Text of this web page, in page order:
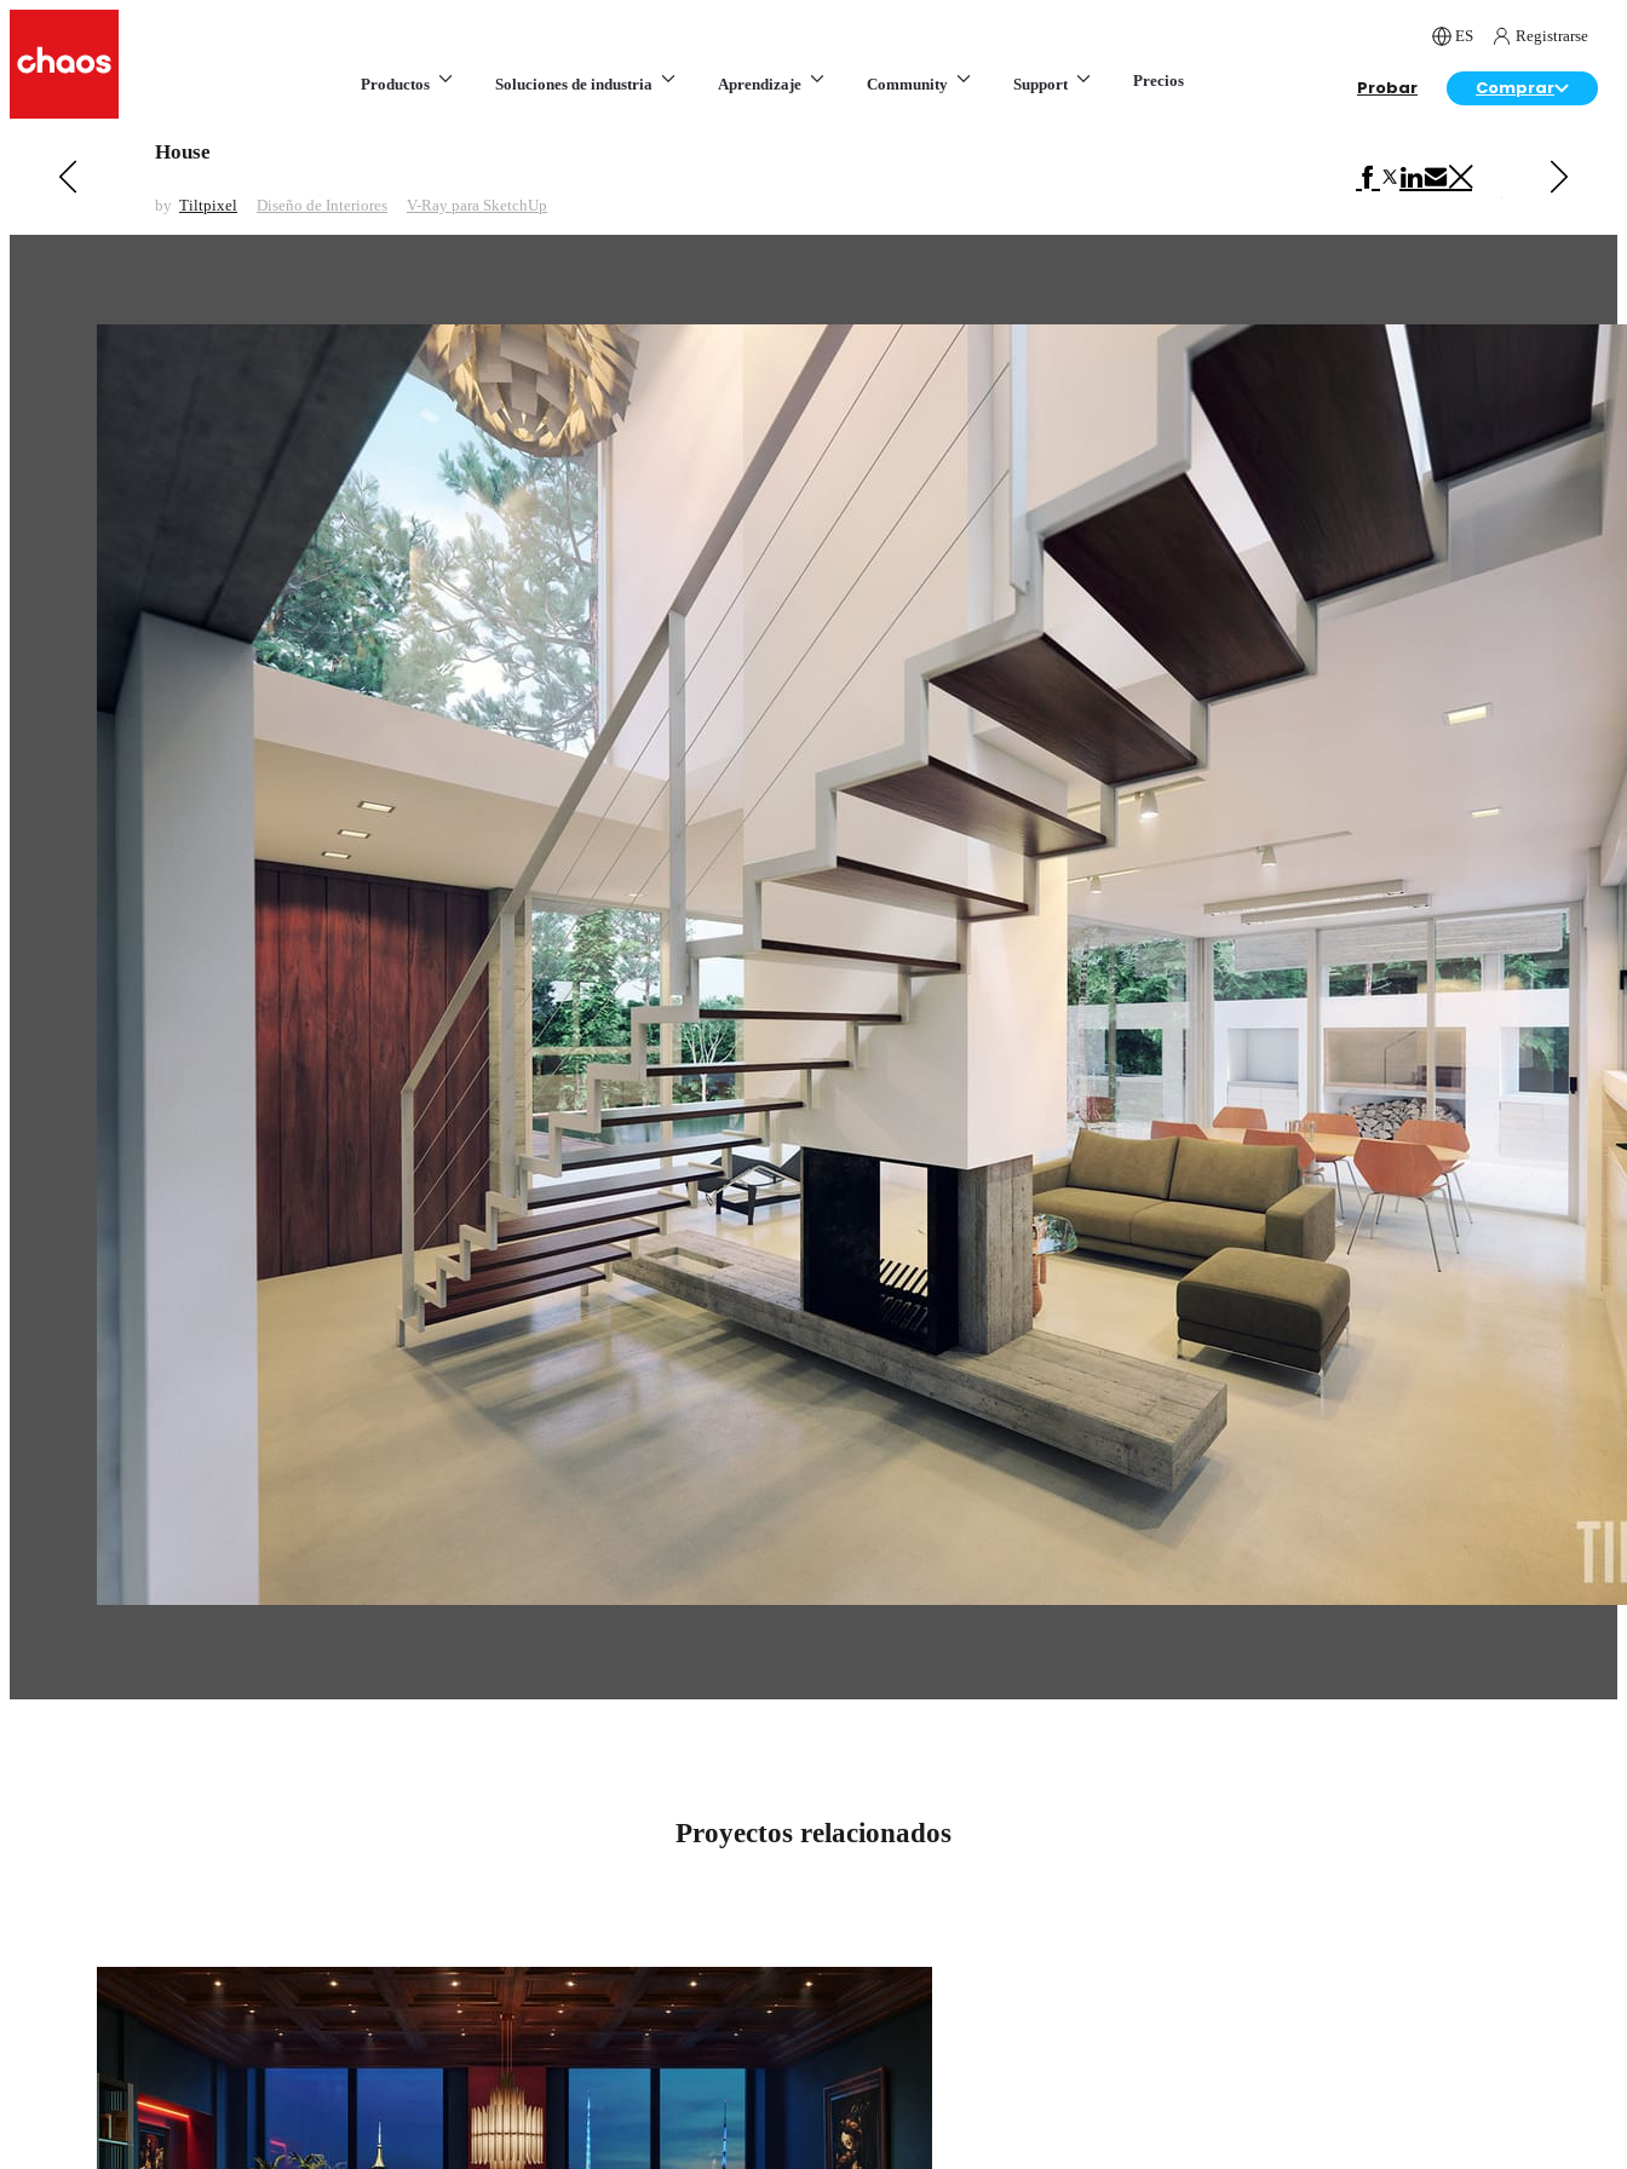
ES Registrarse
Productos Soluciones de industria Aprendizaje Community Support Precios Probar Comprar
Anteriores en Diseño de Interiores
House
by Tiltpixel Diseño de Interiores V-Ray para SketchUp
Mountain Retreat
Proyectos relacionados